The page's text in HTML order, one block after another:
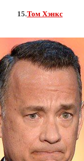
15.Том Хэнкс